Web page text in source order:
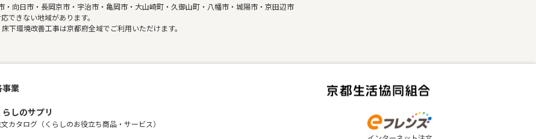
・向日市・長岡京市・宇治市・亀岡市・大山崎町・久御山町・八幡市・城陽市・京田辺市
できない地域があります。
下環境改善工事は京都府全域でご利用いただけます。
事業
らしのサプリ
カタログ（くらしのお役立ち商品・サービス）